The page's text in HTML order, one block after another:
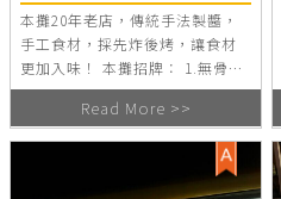
本攤20年老店，傳統手法製醬，
手工食材，採先炸後烤，讓食材
更加入味！ 本攤招牌： 1.無骨雞
腿：獨特醬料加上純木炭火烤，
更吃的到傳統手法的味道！ 2.包
蔥豬肉串：採先油炸後火烤的作
法，包蔥肉串經油炸，蔥的香味
才會顯得更濃厚再加上獨門醬
Read More >>